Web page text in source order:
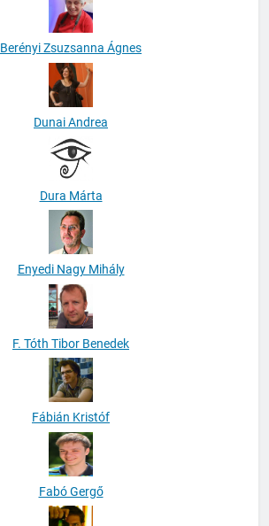
Berényi Zsuzsanna Ágnes
Dunai Andrea
Dura Márta
Enyedi Nagy Mihály
F. Tóth Tibor Benedek
Fábián Kristóf
Fabó Gergő